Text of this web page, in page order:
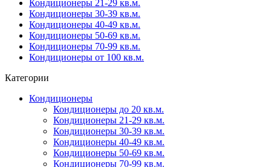
Кондиционеры 21-29 кв.м.
Кондиционеры 30-39 кв.м.
Кондиционеры 40-49 кв.м.
Кондиционеры 50-69 кв.м.
Кондиционеры 70-99 кв.м.
Кондиционеры от 100 кв.м.
Категории
Кондиционеры
Кондиционеры до 20 кв.м.
Кондиционеры 21-29 кв.м.
Кондиционеры 30-39 кв.м.
Кондиционеры 40-49 кв.м.
Кондиционеры 50-69 кв.м.
Кондиционеры 70-99 кв.м.